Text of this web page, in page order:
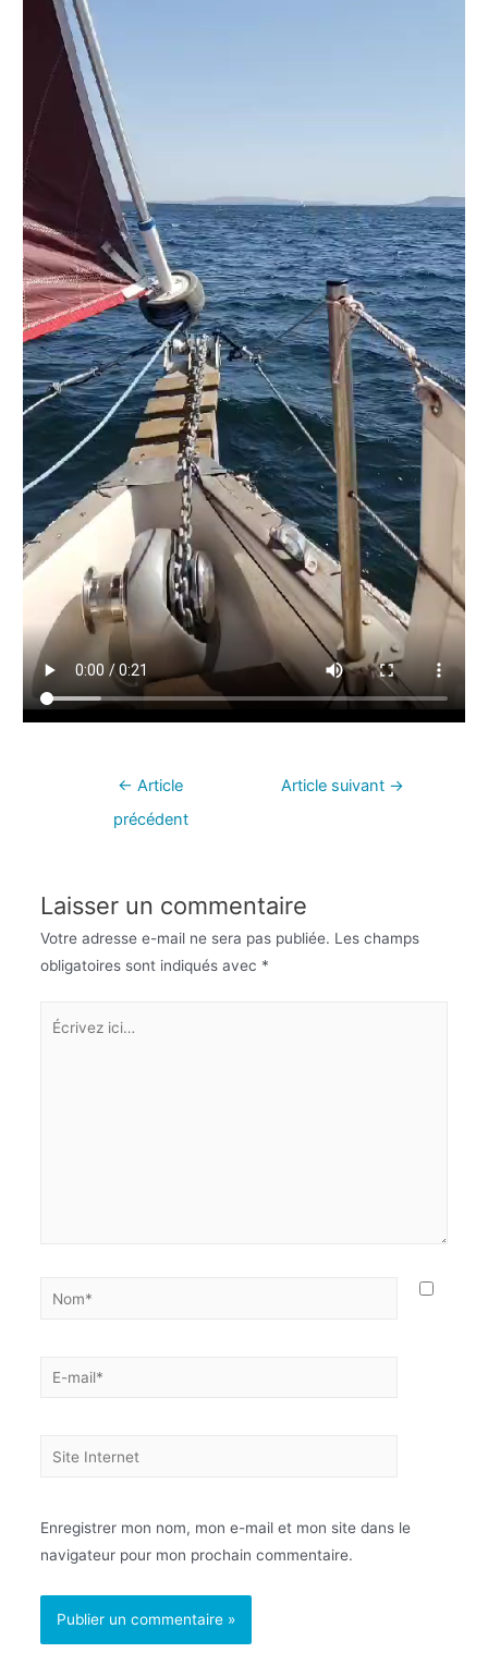
← Article
précédent
Article suivant →
Laisser un commentaire
Votre adresse e-mail ne sera pas publiée. Les champs
obligatoires sont indiqués avec *
Enregistrer mon nom, mon e-mail et mon site dans le
navigateur pour mon prochain commentaire.